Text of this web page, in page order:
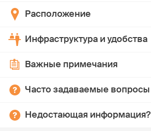
Расположение
Инфраструктура и удобства
Важные примечания
Часто задаваемые вопросы
Недостающая информация?